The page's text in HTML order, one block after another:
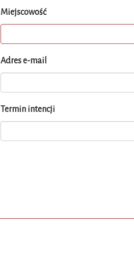
Miejscowość
Adres e-mail
Termin intencji